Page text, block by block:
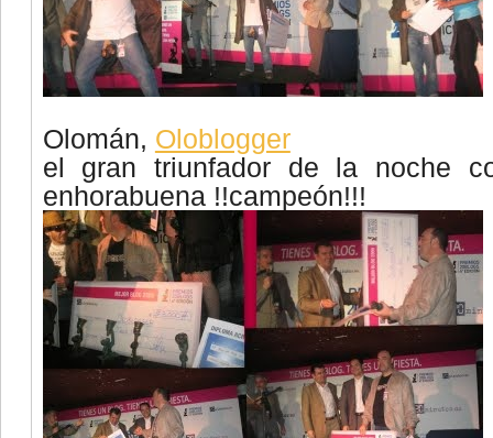
Olomán, Oloblogger
el gran triunfador de la noche
enhorabuena !!campeón!!!